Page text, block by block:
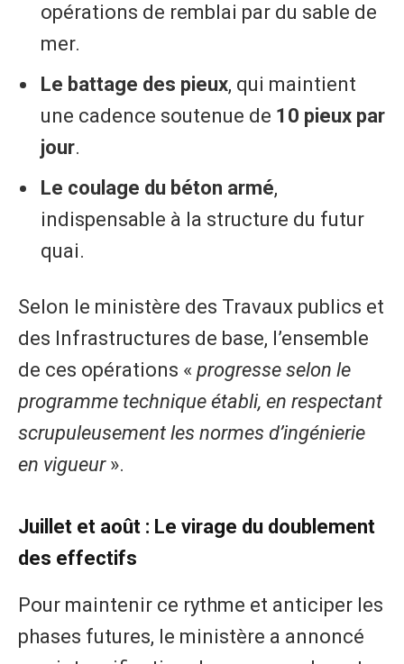
opérations de remblai par du sable de
mer.
Le battage des pieux, qui maintient
une cadence soutenue de 10 pieux par
jour.
Le coulage du béton armé,
indispensable à la structure du futur
quai.
Selon le ministère des Travaux publics et
des Infrastructures de base, l’ensemble
de ces opérations « progresse selon le
programme technique établi, en respectant
scrupuleusement les normes d’ingénierie
en vigueur».
Juillet et août : Le virage du doublement
des effectifs
Pour maintenir ce rythme et anticiper les
phases futures, le ministère a annoncé